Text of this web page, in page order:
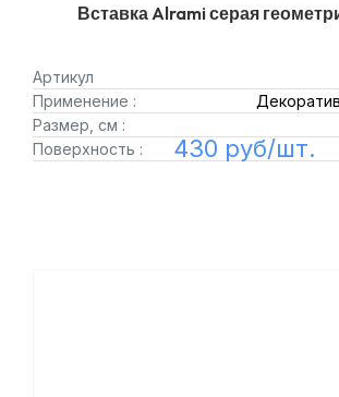
Вставка Alrami серая
Артикул
Применение :
Размер, см :
Поверхность :
430 руб/шт.